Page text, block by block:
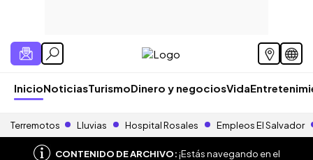
InicioNoticiasTurismoDinero y negociosVida
Terremotos Lluvias Hospital Rosales Empleos El Salvador
CONTENIDO DE ARCHIVO:¡Estás navegando en el